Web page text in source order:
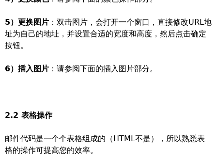
5）更换图片 ：双击图片，会打开一个窗口，直接修改URL地
址为自己的地址，并设置合适的宽度和高度，然后点击确定
按钮。
6）插入图片 ：请参阅下面的插入图片部分。
2.2 表格操作
邮件代码是一个个表格组成的（HTML不是），所以熟悉表
格的操作可提高您的效率。